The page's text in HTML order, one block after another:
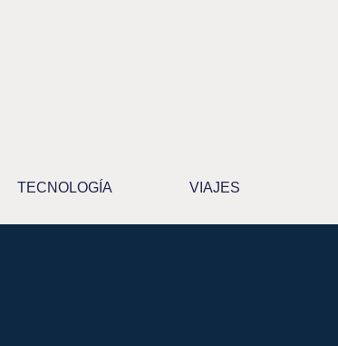
TECNOLOGÍA VIAJES